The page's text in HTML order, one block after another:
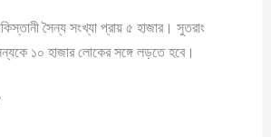
সৈন্য সংখ্যা প্রায় ৫ হাজার। সুতরাং
১০ হাজার লোকের সঙ্গে লড়তে হবে।